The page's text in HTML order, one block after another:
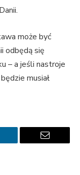
może być
odbędą się
– a jeśli nastroje
musiał
Email